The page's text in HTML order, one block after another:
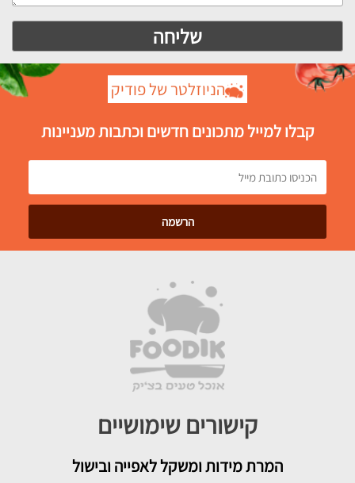
הניוזלטר של פודיק
קבלו למייל מתכונים חדשים וכתבות מעניינות
קישורים שימושיים
המרת מידות ומשקל לאפייה ובישול